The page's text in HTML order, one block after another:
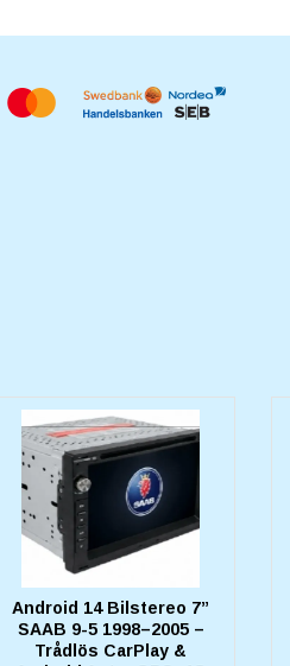
Android 14 Bilstereo 7”
SAAB 9-5 1998–2005 –
Trådlös CarPlay &